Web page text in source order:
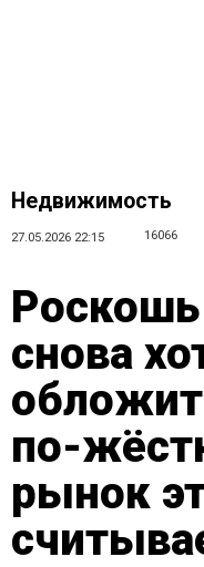
Недвижимость
27.05.2026 22:15 16066
снова
по-
рынок